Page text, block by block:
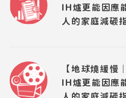
IH爐更能因應
人的家庭減碳
【地球燒緩慢
IH爐更能因應